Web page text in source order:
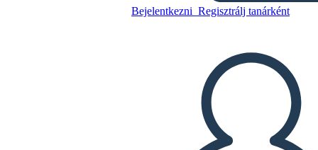
Bejelentkezni Regisztrálj tanárként
Másolja ezt a forgatókönyvet
DIAVETÍTÉS LEJÁTSZÁSA
OLVASS NEKEM